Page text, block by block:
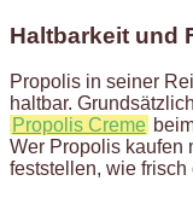
Haltbarkeit und
Propolis in seiner
haltbar.
Propolis Creme
Wer Propolis kaufen
feststellen, wie frisch